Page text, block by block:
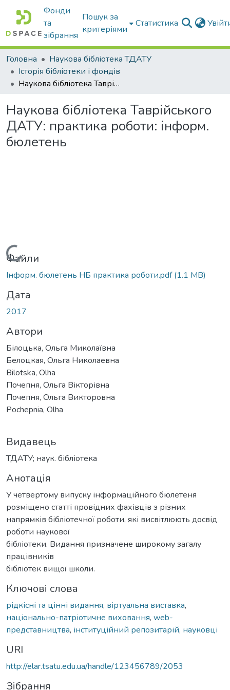
Фонди
та
зібрання
Пошук за
критеріями
Статистика
Головна
Наукова бібліотека ТДАТУ
Історія бібліотеки і фондів
Наукова бібліотека Таврійського ДАТУ: практика роботи: інформ. бюлетень
Наукова бібліотека Таврійського
ДАТУ: практика роботи: інформ.
бюлетень
Вантажиться...
Файли
Інформ. бюлетень НБ практика роботи.pdf(1.1 MB)
Дата
2017
Автори
Білоцька, Ольга Миколаївна
Белоцкая, Ольга Николаевна
Bilotska, Olha
Почепня, Ольга Вікторівна
Почепня, Ольга Викторовна
Pochepnia, Olha
Видавець
ТДАТУ; наук. бібліотека
Анотація
У четвертому випуску інформаційного бюлетеня
розміщено статті провідних фахівців з різних
напрямків бібліотечної роботи, які висвітлюють досвід
роботи наукової
бібліотеки. Видання призначене широкому загалу
працівників
бібліотек вищої школи.
Ключові слова
рідкісні та цінні видання, віртуальна виставка,
національно-патріотичне виховання, web-
представництва, інституційний репозитарій, науковці
URI
http://elar.tsatu.edu.ua/handle/123456789/2053
Зібрання